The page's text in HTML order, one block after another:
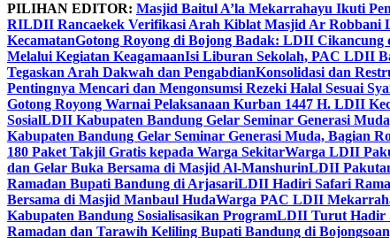
PILIHAN EDITOR: Masjid Baitul A’la Mekarrahayu Ikuti
RILDII Rancaekek Verifikasi Arah Kiblat Masjid Ar Robbani
KecamatanGotong Royong di Bojong Badak: LDII
Melalui Kegiatan KeagamaanIsi Liburan Sekolah, PAC LDII
Tegaskan Arah Dakwah dan PengabdianKonsolidasi dan
Pentingnya Mencari dan Mengonsumsi Rezeki Halal Sesuai
Gotong Royong Warnai Pelaksanaan Kurban 1447 H. LDII
SosialLDII Kabupaten Bandung Gelar Seminar Generasi
Kabupaten Bandung Gelar Seminar Generasi Muda, Bagian
180 Paket Takjil Gratis kepada Warga SekitarWarga LDII
dan Gelar Buka Bersama di Masjid Al-ManshurinLDII
Ramadan Bupati Bandung di ArjasariLDII Hadiri Safari
Bersama di Masjid Manbaul HudaWarga PAC LDII
Kabupaten Bandung Sosialisasikan ProgramLDII Turut Hadir
Ramadan dan Tarawih Keliling Bupati Bandung di